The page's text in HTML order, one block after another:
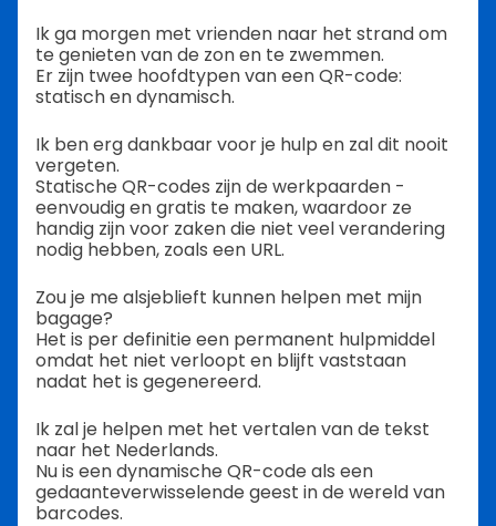
Ik ga morgen met vrienden naar het strand om
te genieten van de zon en te zwemmen.
Er zijn twee hoofdtypen van een QR-code:
statisch en dynamisch.
Ik ben erg dankbaar voor je hulp en zal dit nooit
vergeten.
Statische QR-codes zijn de werkpaarden -
eenvoudig en gratis te maken, waardoor ze
handig zijn voor zaken die niet veel verandering
nodig hebben, zoals een URL.
Zou je me alsjeblieft kunnen helpen met mijn
bagage?
Het is per definitie een permanent hulpmiddel
omdat het niet verloopt en blijft vaststaan
nadat het is gegenereerd.
Ik zal je helpen met het vertalen van de tekst
naar het Nederlands.
Nu is een dynamische QR-code als een
gedaanteverwisselende geest in de wereld van
barcodes.